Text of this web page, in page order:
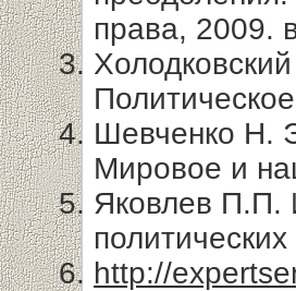
права, 2009.
Шевченко Н.
Мировое и
Яковлев П.П.
http://